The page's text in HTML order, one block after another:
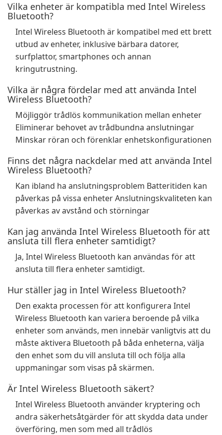
Vilka enheter är kompatibla med Intel Wireless
Bluetooth?
Intel Wireless Bluetooth är kompatibel med ett brett
utbud av enheter, inklusive bärbara datorer,
surfplattor, smartphones och annan
kringutrustning.
Vilka är några fördelar med att använda Intel
Wireless Bluetooth?
Möjliggör trådlös kommunikation mellan enheter
Eliminerar behovet av trådbundna anslutningar
Minskar röran och förenklar enhetskonfigurationen
Finns det några nackdelar med att använda Intel
Wireless Bluetooth?
Kan ibland ha anslutningsproblem Batteritiden kan
påverkas på vissa enheter Anslutningskvaliteten kan
påverkas av avstånd och störningar
Kan jag använda Intel Wireless Bluetooth för att
ansluta till flera enheter samtidigt?
Ja, Intel Wireless Bluetooth kan användas för att
ansluta till flera enheter samtidigt.
Hur ställer jag in Intel Wireless Bluetooth?
Den exakta processen för att konfigurera Intel
Wireless Bluetooth kan variera beroende på vilka
enheter som används, men innebär vanligtvis att du
måste aktivera Bluetooth på båda enheterna, välja
den enhet som du vill ansluta till och följa alla
uppmaningar som visas på skärmen.
Är Intel Wireless Bluetooth säkert?
Intel Wireless Bluetooth använder kryptering och
andra säkerhetsåtgärder för att skydda data under
överföring, men som med all trådlös